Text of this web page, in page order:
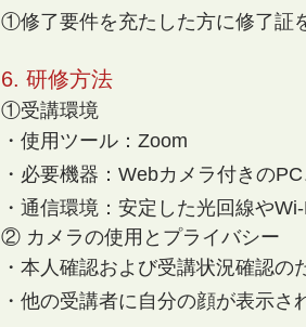
①修了要件を充たした方に修了証
6. 研修方法
①受講環境
・使用ツール：Zoom
・必要機器：Webカメラ付きの
・通信環境：安定した光回線や
② カメラの使用とプライバシー
・本人確認および受講状況確認
・他の受講者に自分の顔が表示さ